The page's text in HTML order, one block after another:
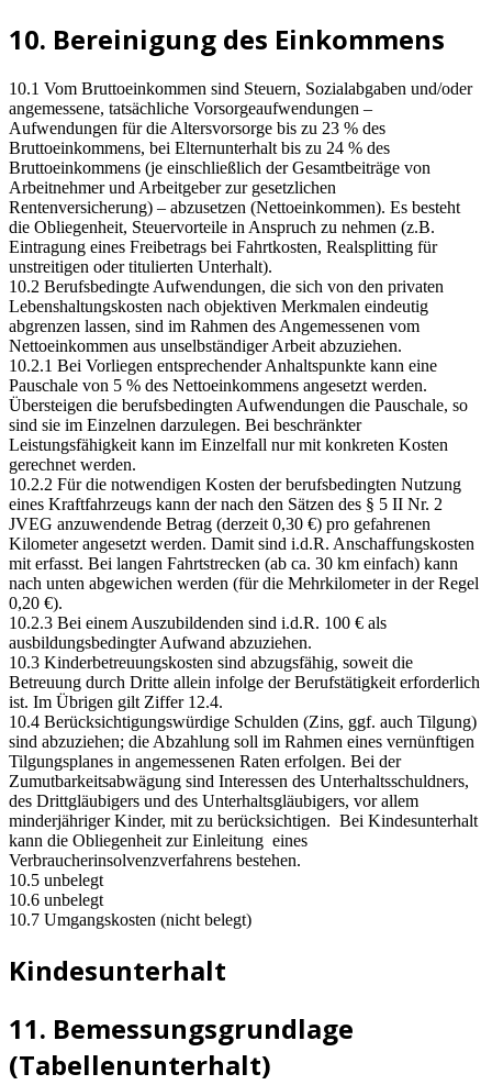
10. Bereinigung des Einkommens
10.1 Vom Bruttoeinkommen sind Steuern, Sozialabgaben und/oder
angemessene, tatsächliche Vorsorgeaufwendungen –
Aufwendungen für die Altersvorsorge bis zu 23 % des
Bruttoeinkommens, bei Elternunterhalt bis zu 24 % des
Bruttoeinkommens (je einschließlich der Gesamtbeiträge von
Arbeitnehmer und Arbeitgeber zur gesetzlichen
Rentenversicherung) – abzusetzen (Nettoeinkommen). Es besteht
die Obliegenheit, Steuervorteile in Anspruch zu nehmen (z.B.
Eintragung eines Freibetrags bei Fahrtkosten, Realsplitting für
unstreitigen oder titulierten Unterhalt).
10.2 Berufsbedingte Aufwendungen, die sich von den privaten
Lebenshaltungskosten nach objektiven Merkmalen eindeutig
abgrenzen lassen, sind im Rahmen des Angemessenen vom
Nettoeinkommen aus unselbständiger Arbeit abzuziehen.
10.2.1 Bei Vorliegen entsprechender Anhaltspunkte kann eine
Pauschale von 5 % des Nettoeinkommens angesetzt werden.
Übersteigen die berufsbedingten Aufwendungen die Pauschale, so
sind sie im Einzelnen darzulegen. Bei beschränkter
Leistungsfähigkeit kann im Einzelfall nur mit konkreten Kosten
gerechnet werden.
10.2.2 Für die notwendigen Kosten der berufsbedingten Nutzung
eines Kraftfahrzeugs kann der nach den Sätzen des § 5 II Nr. 2
JVEG anzuwendende Betrag (derzeit 0,30 €) pro gefahrenen
Kilometer angesetzt werden. Damit sind i.d.R. Anschaffungskosten
mit erfasst. Bei langen Fahrtstrecken (ab ca. 30 km einfach) kann
nach unten abgewichen werden (für die Mehrkilometer in der Regel
0,20 €).
10.2.3 Bei einem Auszubildenden sind i.d.R. 100 € als
ausbildungsbedingter Aufwand abzuziehen.
10.3 Kinderbetreuungskosten sind abzugsfähig, soweit die
Betreuung durch Dritte allein infolge der Berufstätigkeit erforderlich
ist. Im Übrigen gilt Ziffer 12.4.
10.4 Berücksichtigungswürdige Schulden (Zins, ggf. auch Tilgung)
sind abzuziehen; die Abzahlung soll im Rahmen eines vernünftigen
Tilgungsplanes in angemessenen Raten erfolgen. Bei der
Zumutbarkeitsabwägung sind Interessen des Unterhaltsschuldners,
des Drittgläubigers und des Unterhaltsgläubigers, vor allem
minderjähriger Kinder, mit zu berücksichtigen. Bei Kindesunterhalt
kann die Obliegenheit zur Einleitung eines
Verbraucherinsolvenzverfahrens bestehen.
10.5 unbelegt
10.6 unbelegt
10.7 Umgangskosten (nicht belegt)
Kindesunterhalt
11. Bemessungsgrundlage
(Tabellenunterhalt)